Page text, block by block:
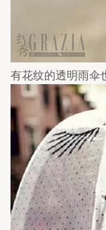
有花纹的透明雨伞